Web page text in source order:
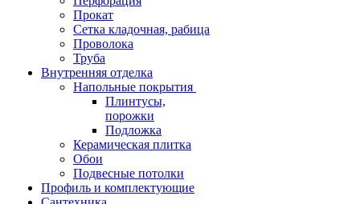
Прокат
Сетка кладочная, рабица
Проволока
Труба
Внутренняя отделка
Напольные покрытия
Плинтусы,
порожки
Подложка
Керамическая плитка
Обои
Подвесные потолки
Профиль и комплектующие